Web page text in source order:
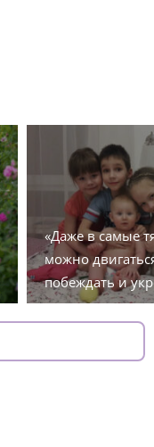
«Даже в самые
можно
побеждать и